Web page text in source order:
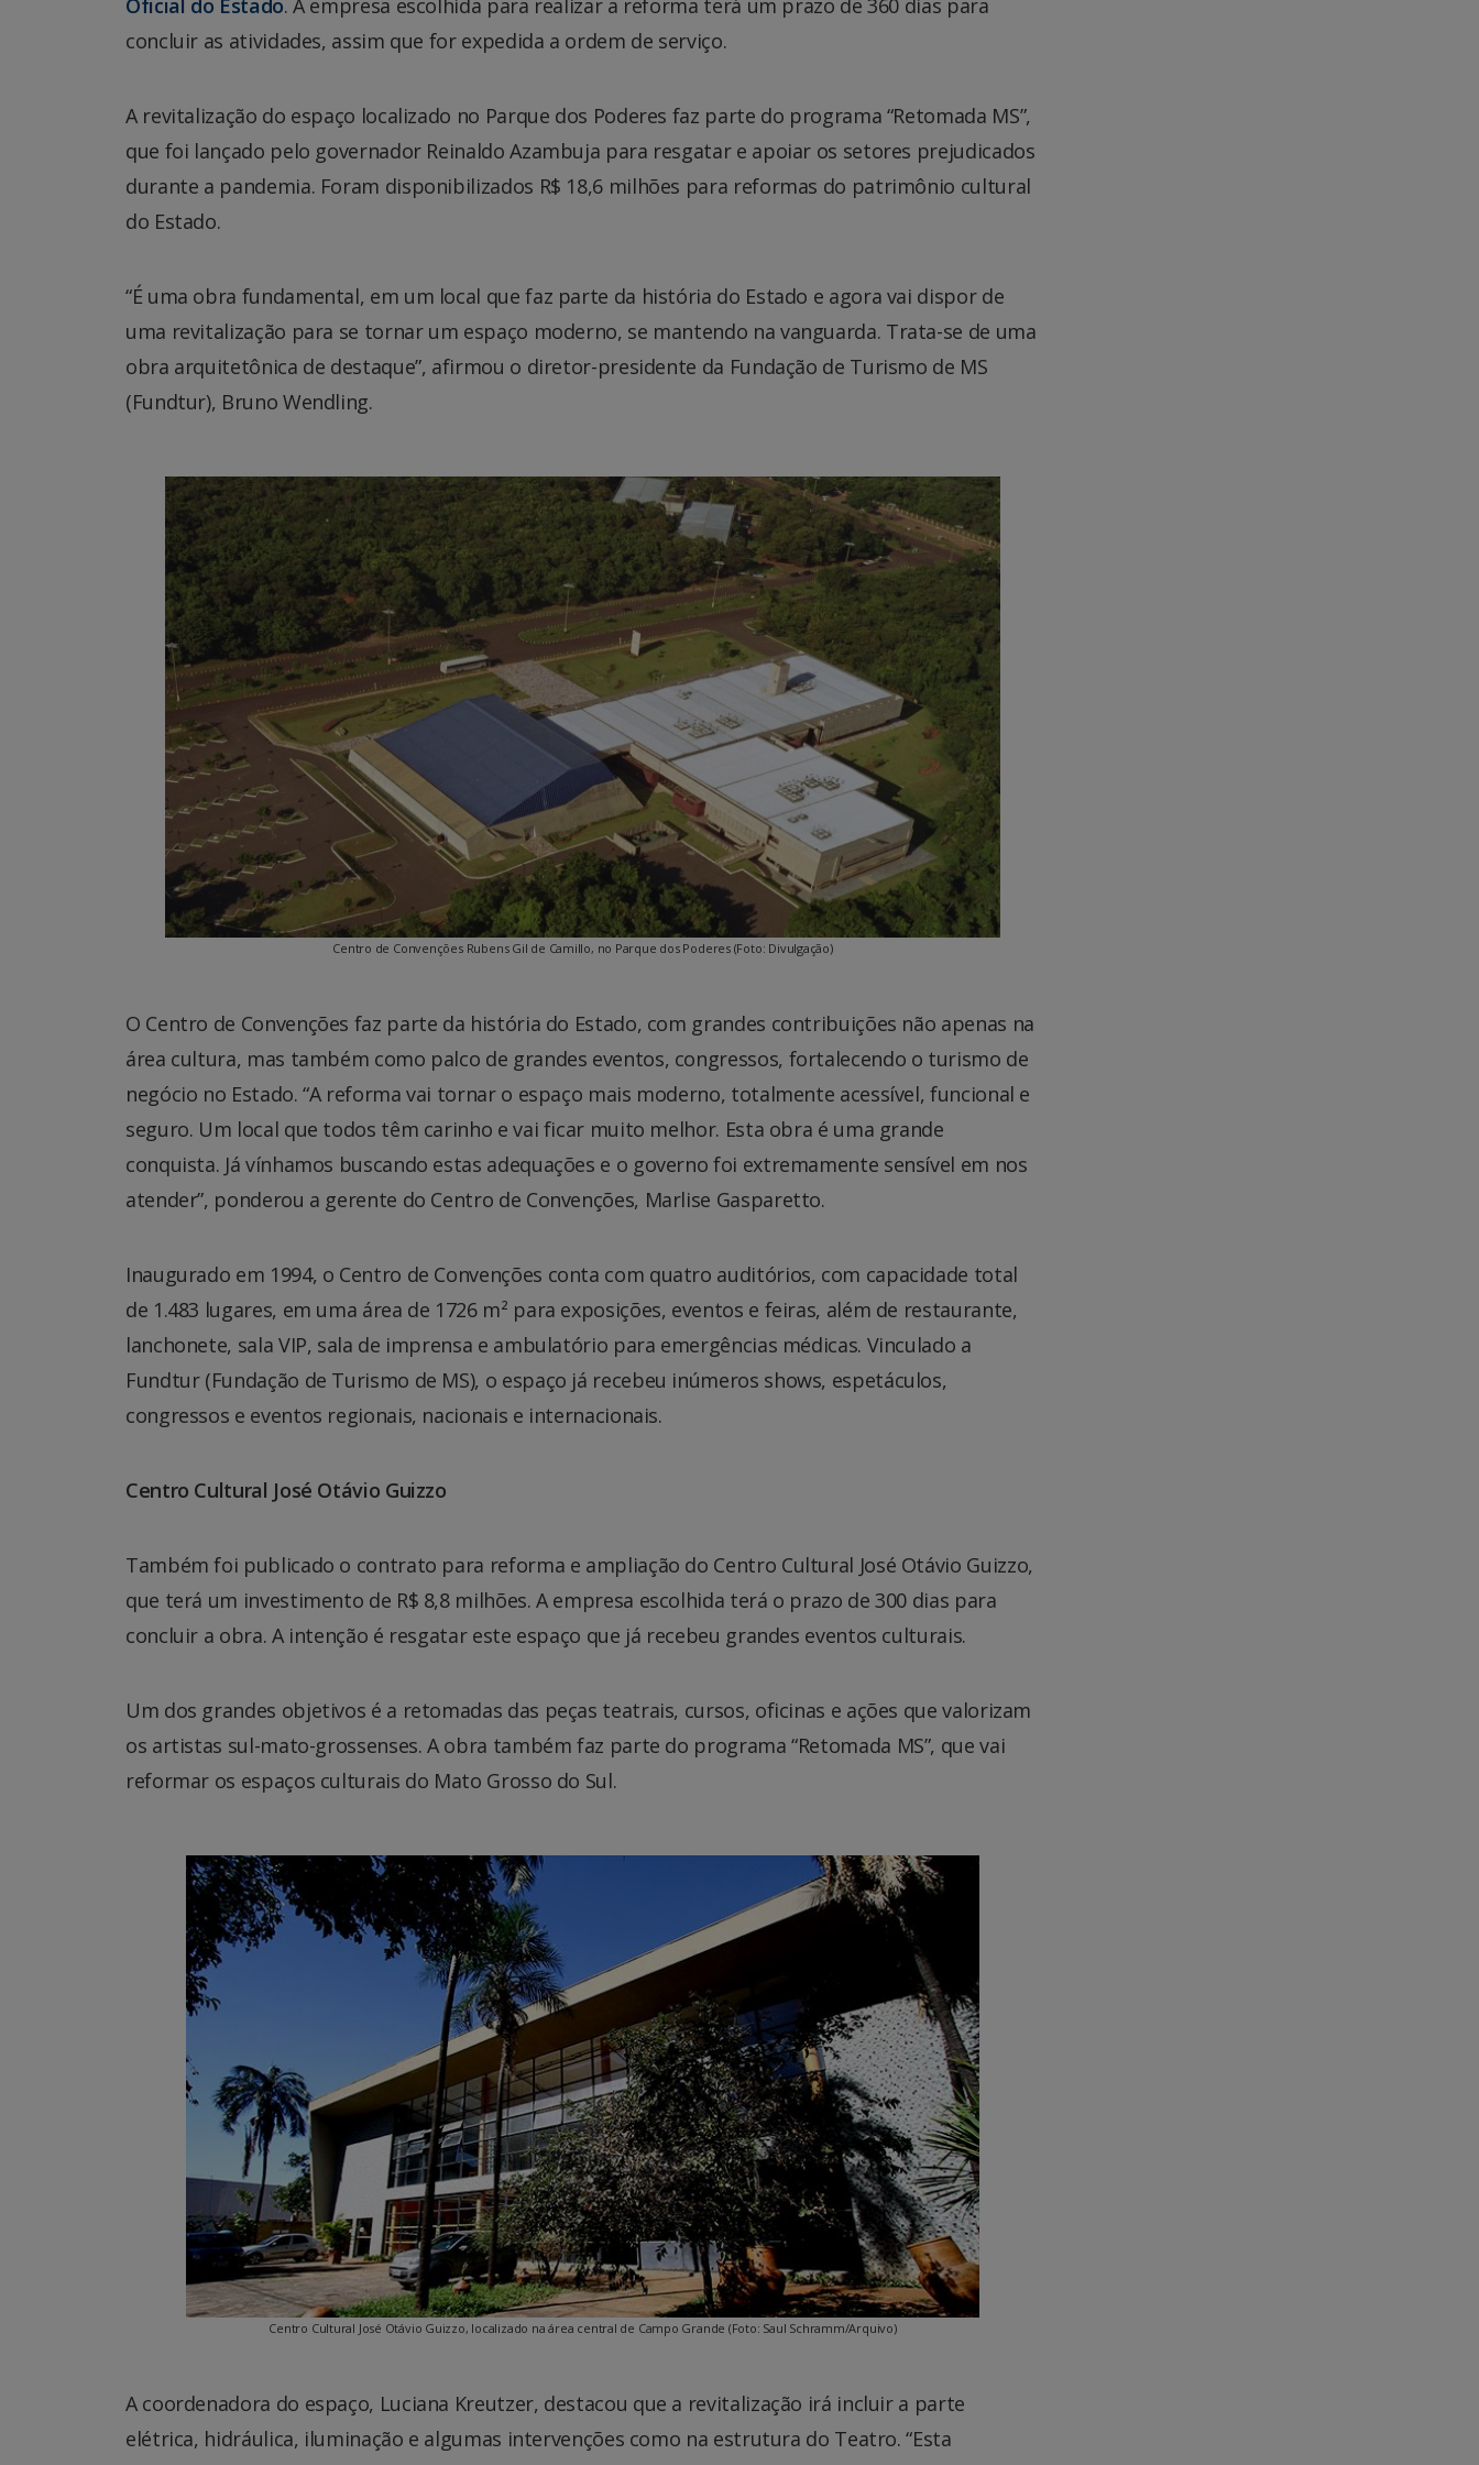
concluir as atividades, assim que for expedida a ordem de serviço.
A revitalização do espaço localizado no Parque dos Poderes faz parte do programa “Retomada MS”,
que foi lançado pelo governador Reinaldo Azambuja para resgatar e apoiar os setores prejudicados
durante a pandemia. Foram disponibilizados R$ 18,6 milhões para reformas do patrimônio cultural
do Estado.
“É uma obra fundamental, em um local que faz parte da história do Estado e agora vai dispor de
uma revitalização para se tornar um espaço moderno, se mantendo na vanguarda. Trata-se de uma
obra arquitetônica de destaque”, afirmou o diretor-presidente da Fundação de Turismo de MS
(Fundtur), Bruno Wendling.
Centro de Convenções Rubens Gil de Camillo, no Parque dos Poderes (Foto: Divulgação)
O Centro de Convenções faz parte da história do Estado, com grandes contribuições não apenas na
área cultura, mas também como palco de grandes eventos, congressos, fortalecendo o turismo de
negócio no Estado. “A reforma vai tornar o espaço mais moderno, totalmente acessível, funcional e
seguro. Um local que todos têm carinho e vai ficar muito melhor. Esta obra é uma grande
conquista. Já vínhamos buscando estas adequações e o governo foi extremamente sensível em nos
atender”, ponderou a gerente do Centro de Convenções, Marlise Gasparetto.
Inaugurado em 1994, o Centro de Convenções conta com quatro auditórios, com capacidade total
de 1.483 lugares, em uma área de 1726 m² para exposições, eventos e feiras, além de restaurante,
lanchonete, sala VIP, sala de imprensa e ambulatório para emergências médicas. Vinculado a
Fundtur (Fundação de Turismo de MS), o espaço já recebeu inúmeros shows, espetáculos,
congressos e eventos regionais, nacionais e internacionais.
Centro Cultural José Otávio Guizzo
Também foi publicado o contrato para reforma e ampliação do Centro Cultural José Otávio Guizzo,
que terá um investimento de R$ 8,8 milhões. A empresa escolhida terá o prazo de 300 dias para
concluir a obra. A intenção é resgatar este espaço que já recebeu grandes eventos culturais.
Um dos grandes objetivos é a retomadas das peças teatrais, cursos, oficinas e ações que valorizam
os artistas sul-mato-grossenses. A obra também faz parte do programa “Retomada MS”, que vai
reformar os espaços culturais do Mato Grosso do Sul.
Centro Cultural José Otávio Guizzo, localizado na área central de Campo Grande (Foto: Saul Schramm/Arquivo)
A coordenadora do espaço, Luciana Kreutzer, destacou que a revitalização irá incluir a parte
elétrica, hidráulica, iluminação e algumas intervenções como na estrutura do Teatro. “Esta